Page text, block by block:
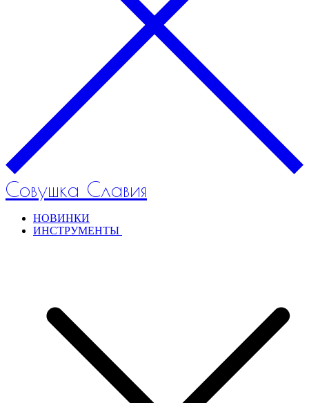
Совушка Славия
НОВИНКИ
ИНСТРУМЕНТЫ